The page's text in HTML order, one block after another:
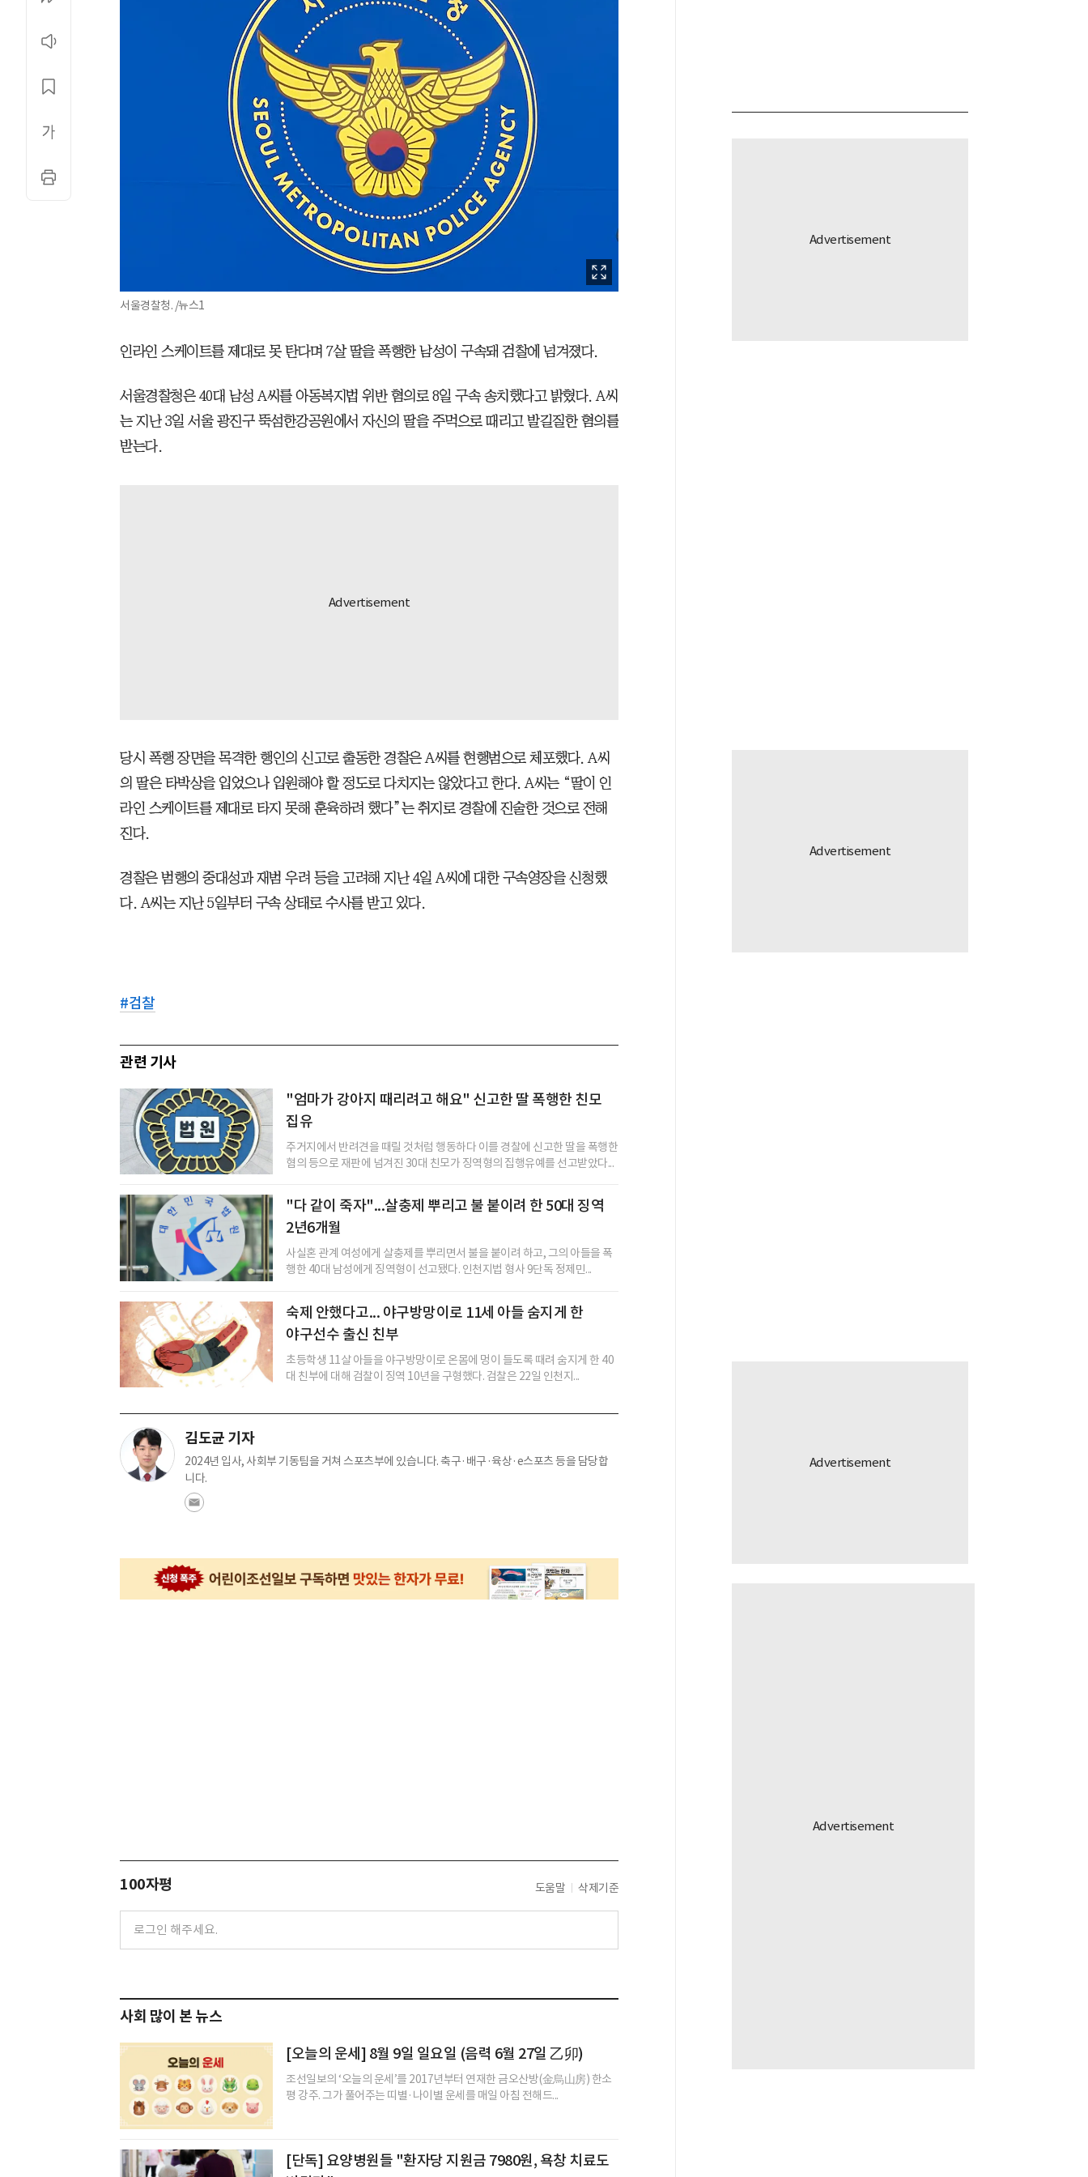
서울경찰청. /뉴스1
인라인 스케이트를 제대로 못 탄다며 7살 딸을 폭행한 남성이 구속돼 검찰에 넘겨졌다.
서울경찰청은 40대 남성 A씨를 아동복지법 위반 혐의로 8일 구속 송치했다고 밝혔다. A씨
는 지난 3일 서울 광진구 뚝섬한강공원에서 자신의 딸을 주먹으로 때리고 발길질한 혐의를
받는다.
당시 폭행 장면을 목격한 행인의 신고로 출동한 경찰은 A씨를 현행범으로 체포했다. A씨
의 딸은 타박상을 입었으나 입원해야 할 정도로 다치지는 않았다고 한다. A씨는 “딸이 인
라인 스케이트를 제대로 타지 못해 훈육하려 했다”는 취지로 경찰에 진술한 것으로 전해
진다.
경찰은 범행의 중대성과 재범 우려 등을 고려해 지난 4일 A씨에 대한 구속영장을 신청했
다. A씨는 지난 5일부터 구속 상태로 수사를 받고 있다.
#검찰
관련 기사
"엄마가 강아지 때리려고 해요" 신고한 딸 폭행한 친모
집유
주거지에서 반려견을 때릴 것처럼 행동하다 이를 경찰에 신고한 딸을 폭행한
혐의 등으로 재판에 넘겨진 30대 친모가 징역형의 집행유예를 선고받았다...
"다 같이 죽자"...살충제 뿌리고 불 붙이려 한 50대 징역
2년6개월
사실혼 관계 여성에게 살충제를 뿌리면서 불을 붙이려 하고, 그의 아들을 폭
행한 40대 남성에게 징역형이 선고됐다. 인천지법 형사 9단독 정제민...
숙제 안했다고... 야구방망이로 11세 아들 숨지게 한
야구선수 출신 친부
초등학생 11살 아들을 야구방망이로 온몸에 멍이 들도록 때려 숨지게 한 40
대 친부에 대해 검찰이 징역 10년을 구형했다. 검찰은 22일 인천지...
김도균 기자
2024년 입사, 사회부 기동팀을 거쳐 스포츠부에 있습니다. 축구·배구·육상·e스포츠 등을 담당합
니다.
100자평 도움말 삭제기준
사회 많이 본 뉴스
[오늘의 운세] 8월 9일 일요일 (음력 6월 27일 乙卯)
조선일보의 ‘오늘의 운세’를 2017년부터 연재한 금오산방(金烏山房) 한소
평 강주. 그가 풀어주는 띠별·나이별 운세를 매일 아침 전해드...
[단독] 요양병원들 "환자당 지원금 7980원, 욕창 치료도